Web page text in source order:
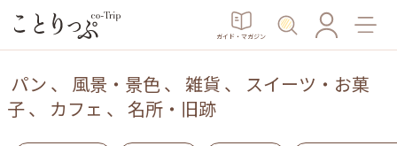
ガイド・マガジン
パン 、 風景・景色、 雑貨 、 スイーツ・お菓
子、 カフェ 、 名所・旧跡